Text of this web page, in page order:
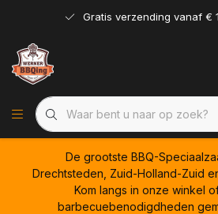
Gratis verzending vanaf €
De grootste BBQ-
Drechtsteden, Zuid-Holland-Zuid
Kom langs in onze winkel
barbecuebenodigdheden